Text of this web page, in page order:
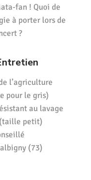
fan ! Quoi de
à porter lors de
?
l’agriculture
pour le gris)
au lavage
(taille petit)
(73)